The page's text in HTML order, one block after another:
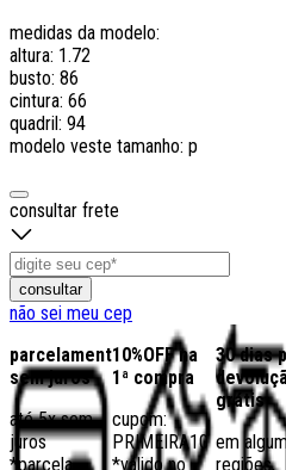
medidas da modelo:
altura: 1.72
busto: 86
cintura: 66
quadril: 94
modelo veste tamanho: p
consultar frete
consultar
não sei meu cep
parcelamento
sem juros
até 5x sem
juros
*parcela
10%OFF na
1ª compra
cupom:
PRIMEIRA10
*válido no
30 dias
grátis
em
regiões,